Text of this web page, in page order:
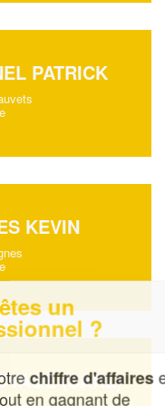
PATRICK
KEVIN
(SARL)
un
?
chiffre d'affaireset
gagnant de